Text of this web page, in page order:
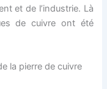
et de l’industrie. Là
de cuivre ont été
la pierre de cuivre